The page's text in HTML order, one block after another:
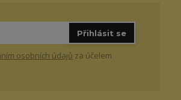
Přihlásit se
osobních údajů za účelem